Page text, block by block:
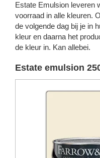
Estate Emulsion leveren
voorraad in alle kleuren.
de volgende dag bij je in
kleur en daarna het
de kleur in. Kan allebei.
Estate emulsion